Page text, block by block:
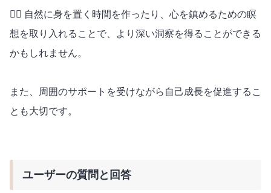
🧘‍♀️ 自然に身を置く時間を作ったり、心を鎮めるための瞑
想を取り入れることで、より深い洞察を得ることができる
かもしれません。
また、周囲のサポートを受けながら自己成長を促進するこ
とも大切です。
ユーザーの質問と回答